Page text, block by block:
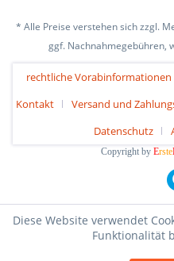
* Alle Preise verstehen sich zzgl.
ggf. Nachnahmegebühren,
rechtliche Vorabinformationen
Kontakt
Versand und
Datenschutz
Copyright by Erste
Diese Website verwendet
Funktionalität